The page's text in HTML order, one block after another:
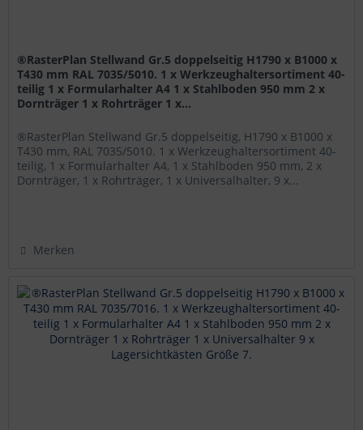
®RasterPlan Stellwand Gr.5 doppelseitig H1790 x B1000 x
T430 mm RAL 7035/5010. 1 x Werkzeughaltersortiment 40-
teilig 1 x Formularhalter A4 1 x Stahlboden 950 mm 2 x
Dornträger 1 x Rohrträger 1 x...
®RasterPlan Stellwand Gr.5 doppelseitig, H1790 x B1000 x
T430 mm, RAL 7035/5010. 1 x Werkzeughaltersortiment 40-
teilig, 1 x Formularhalter A4, 1 x Stahlboden 950 mm, 2 x
Dornträger, 1 x Rohrträger, 1 x Universalhalter, 9 x...
Merken